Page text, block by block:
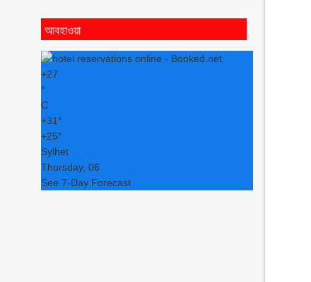
আবহাওয়া
+27
°
C
+31°
+25°
Sylhet
Thursday, 06
See 7-Day Forecast